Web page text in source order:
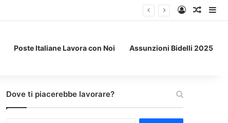
Accedi
Un
Poste Italiane Lavora con Noi Assunzioni Bidelli 2025
Dove ti piacerebbe lavorare?